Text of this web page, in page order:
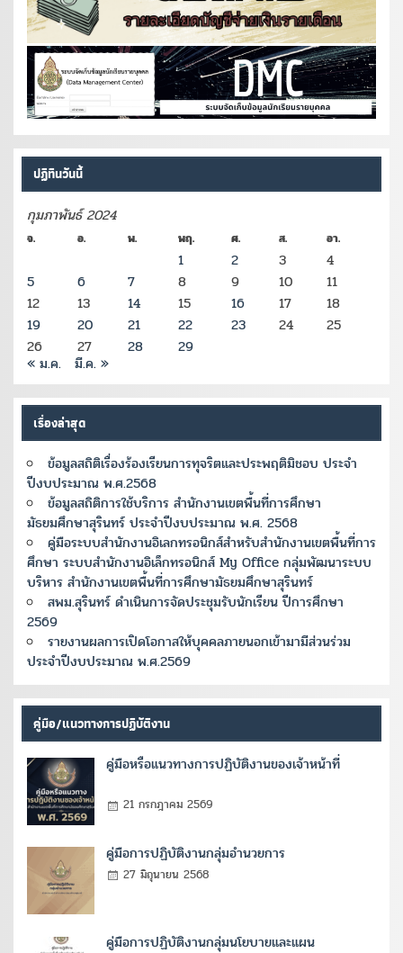
ปฏิทินวันนี้
กุมภาพันธ์ 2024
จ. อ. พ. พฤ. ศ. ส. อา.
1 2 3
4
5
6 7 8 9 10
11
12
13 14 15 16 17
18
19
20 21 22 23 24
25
26
27 28 29
« ม.ค. มี.ค. »
เรื่องล่าสุด
ข้อมูลสถิติเรื่องร้องเรียนการทุจริตและประพฤติมิชอบ ประจำ
ปีงบประมาณ พ.ศ.2568
ข้อมูลสถิติการใช้บริการ สำนักงานเขตพื้นที่การศึกษา
มัธยมศึกษาสุรินทร์ ประจำปีงบประมาณ พ.ศ. 2568
คู่มือระบบสำนักงานอิเลกทรอนิกส์สำหรับสำนักงานเขตพื้นที่การ
ศึกษา ระบบสำนักงานอิเล็กทรอนิกส์ My Office กลุ่มพัฒนาระบบ
บริหาร สำนักงานเขตพื้นที่การศึกษามัธยมศึกษาสุรินทร์
สพม.สุรินทร์ ดำเนินการจัดประชุมรับนักเรียน ปีการศึกษา
2569
รายงานผลการเปิดโอกาสให้บุคคลภายนอกเข้ามามีส่วนร่วม
ประจำปีงบประมาณ พ.ศ.2569
คู่มือ/แนวทางการปฏิบัติงาน
คู่มือหรือแนวทางการปฏิบัติงานของเจ้าหน้าที่
21 กรกฎาคม 2569
คู่มือการปฏิบัติงานกลุ่มอำนวยการ
27 มิถุนายน 2568
คู่มือการปฏิบัติงานกลุ่มนโยบายและแผน